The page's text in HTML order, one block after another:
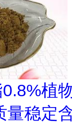
植
量稳定